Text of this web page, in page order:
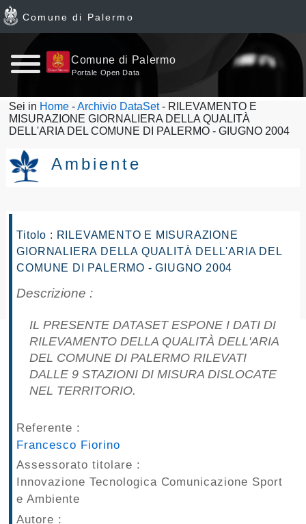
Home
News
Archivio
dataset
Report
pubblicazioni
Archivio
Documenti
Guida
Open
Data
Comune di Palermo
Comune di Palermo
Portale Open Data
Sei in Home -Archivio DataSet- RILEVAMENTO E
MISURAZIONE GIORNALIERA DELLA QUALITÀ
DELL'ARIA DEL COMUNE DI PALERMO - GIUGNO 2004
Ambiente
Titolo : RILEVAMENTO E MISURAZIONE
GIORNALIERA DELLA QUALITÀ DELL'ARIA DEL
COMUNE DI PALERMO - GIUGNO 2004
Descrizione :
IL PRESENTE DATASET ESPONE I DATI DI
RILEVAMENTO DELLA QUALITÀ DELL'ARIA
DEL COMUNE DI PALERMO RILEVATI
DALLE 9 STAZIONI DI MISURA DISLOCATE
NEL TERRITORIO.
Referente :
Francesco Fiorino
Assessorato titolare :
Innovazione Tecnologica Comunicazione Sport
e Ambiente
Autore :